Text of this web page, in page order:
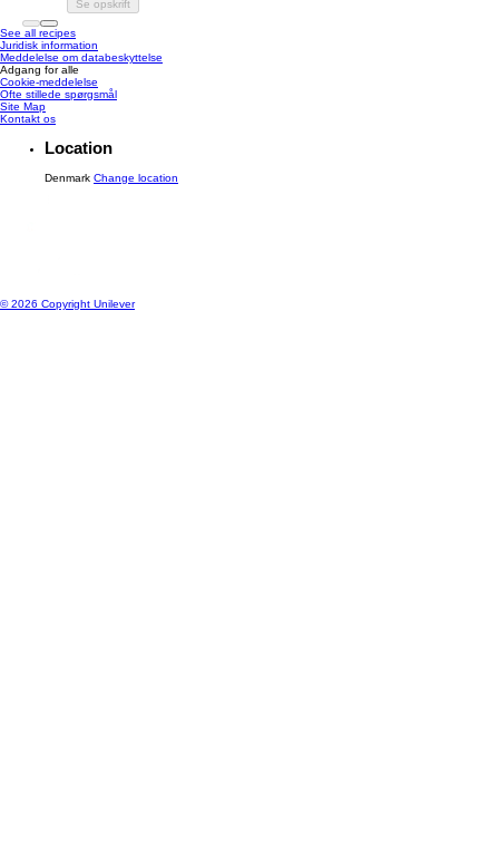
Se opskrift
See all recipes
Juridisk information
Meddelelse om databeskyttelse
Adgang for alle
Cookie-meddelelse
Ændre Indstillingerne
Site Map
Location